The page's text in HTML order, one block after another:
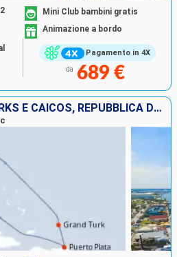
Pagamento in 4X
Mini Club bambini gratis
Animazione a bordo
da 689 €
STATI UNITI, ISOLE TURKS E CAICOS, REPUBBLICA DOMINICANA, BAHAMAS